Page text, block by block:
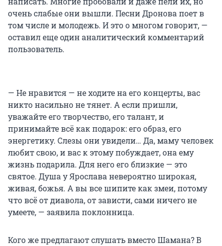
очень слабые они вышли. Песни Дронова поет в
том числе и молодежь. И это о многом говорит, —
оставил еще один аналитический комментарий
пользователь.
— Не нравится — не ходите на его концерты, вас
никто насильно не тянет. А если пришли,
уважайте его творчество, его талант, и
принимайте всё как подарок: его образ, его
энергетику. Слезы они увидели… Да, маму человек
любит свою, и вас к этому побуждает, она ему
жизнь подарила. Для него его близкие — это
святое. Душа у Ярослава невероятно широкая,
живая, божья. А вы все шипите как змеи, потому
что всё от диавола, от зависти, сами ничего не
умеете, — заявила поклонница.
Кого же предлагают слушать вместо Шамана? В